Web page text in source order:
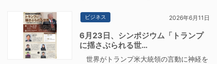
ビジネス 2026年6月11日
6月23日、シンポジウム「トランプ
に揺さぶられる世…
世界がトランプ米大統領の言動に神経を